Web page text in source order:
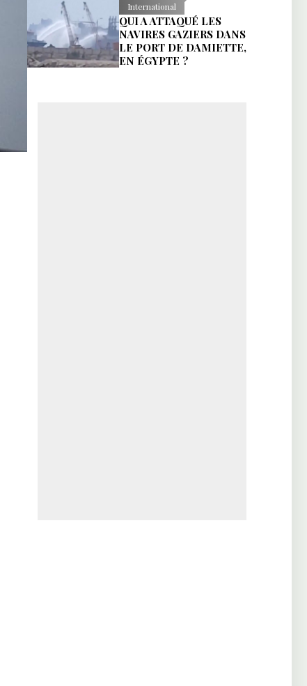
International
QUI A ATTAQUÉ LES
NAVIRES GAZIERS DANS
LE PORT DE DAMIETTE,
EN ÉGYPTE ?